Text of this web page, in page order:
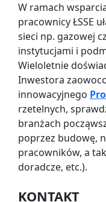
W ramach
pracownicy ŁSSE
sieci np. gazowej
instytucjami i
Wieloletnie
Inwestora
innowacyjnego
rzetelnych,
branżach
poprzez budowę,
pracowników, a
doradcze, etc.).
KONTAKT